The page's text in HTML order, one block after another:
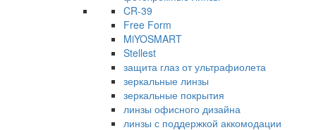
CR-39
Free Form
MiYOSMART
Stellest
защита глаз от ультрафиолета
зеркальные линзы
зеркальные покрытия
линзы офисного дизайна
линзы с поддержкой аккомодации